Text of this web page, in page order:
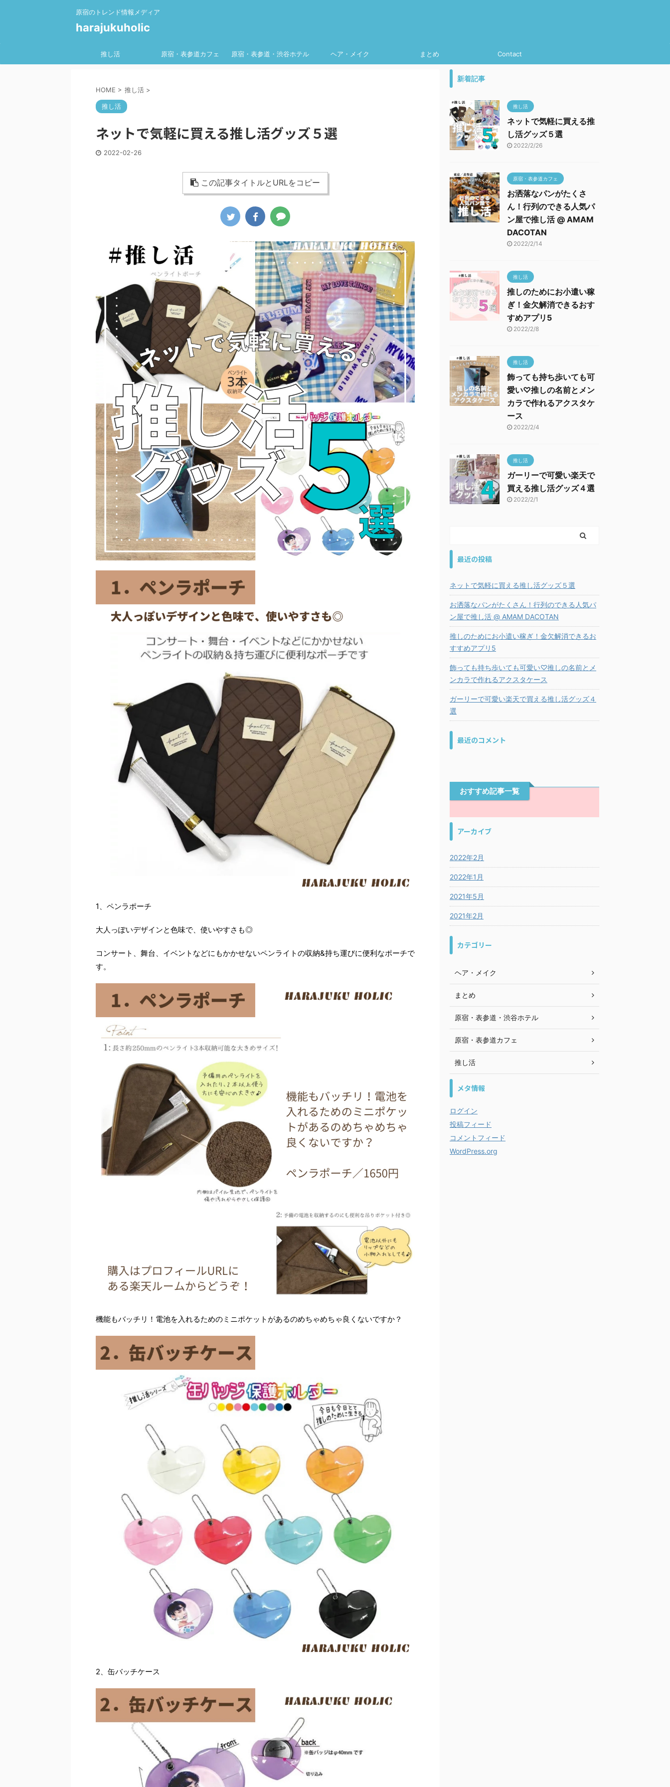
原宿のトレンド情報メディア
harajukuholic
推し活 原宿・表参道カフェ 原宿・表参道・渋谷ホテル ヘア・メイク まとめ Contact
HOME > 推し活 >
推し活
ネットで気軽に買える推し活グッズ５選
2022-02-26
この記事タイトルとURLをコピー
1、ペンラポーチ
大人っぽいデザインと色味で、使いやすさも◎
コンサート、舞台、イベントなどにもかかせないペンライトの収納&持ち運びに便利なポーチで
す。
機能もバッチリ！電池を入れるためのミニポケットがあるのめちゃめちゃ良くないですか？
2、缶バッチケース
新着記事
推し活
ネットで気軽に買える推
し活グッズ５選
2022/2/26
原宿・表参道カフェ
お洒落なパンがたくさ
ん！行列のできる人気パ
ン屋で推し活 @ AMAM
DACOTAN
2022/2/14
推し活
推しのためにお小遣い稼
ぎ！金欠解消できるおす
すめアプリ5
2022/2/8
推し活
飾っても持ち歩いても可
愛い♡推しの名前とメン
カラで作れるアクスタケ
ース
2022/2/4
推し活
ガーリーで可愛い楽天で
買える推し活グッズ４選
2022/2/1
最近の投稿
ネットで気軽に買える推し活グッズ５選
お洒落なパンがたくさん！行列のできる人気パ
ン屋で推し活 @ AMAM DACOTAN
推しのためにお小遣い稼ぎ！金欠解消できるお
すすめアプリ5
飾っても持ち歩いても可愛い♡推しの名前とメ
ンカラで作れるアクスタケース
ガーリーで可愛い楽天で買える推し活グッズ４
選
最近のコメント
おすすめ記事一覧
アーカイブ
2022年2月
2022年1月
2021年5月
2021年2月
カテゴリー
ヘア・メイク
まとめ
原宿・表参道・渋谷ホテル
原宿・表参道カフェ
推し活
メタ情報
ログイン
投稿フィード
コメントフィード
WordPress.org